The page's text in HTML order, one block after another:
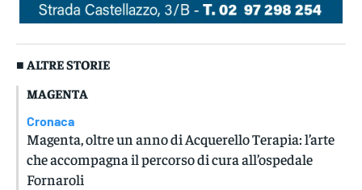
■ ALTRE STORIE
MAGENTA
Cronaca
Magenta, oltre un anno di Acquerello Terapia: l’arte
che accompagna il percorso di cura all’ospedale
Fornaroli